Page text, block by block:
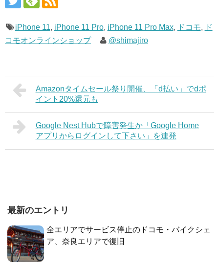
iPhone 11, iPhone 11 Pro, iPhone 11 Pro Max, ドコモ, ド
コモオンラインショップ
@shimajiro
Amazonタイムセール祭り開催、「d払い」でdポ
イント20%還元も
Google Nest Hubで障害発生か「Google Home
アプリからログインして下さい」を連発
最新のエントリ
全エリアでサービス停止のドコモ・バイクシェ
ア、奈良エリアで復旧